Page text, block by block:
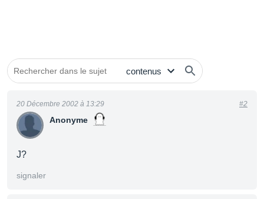
Anonyme
20 Décembre 2002 à 13:29 #2
J?
signaler